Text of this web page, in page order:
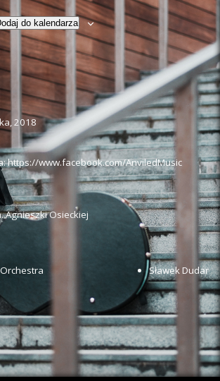
do kalendarza
2018
https://www.facebook.com/AnviledMusic
Agnieszki Osieckiej
Sławek Dudar